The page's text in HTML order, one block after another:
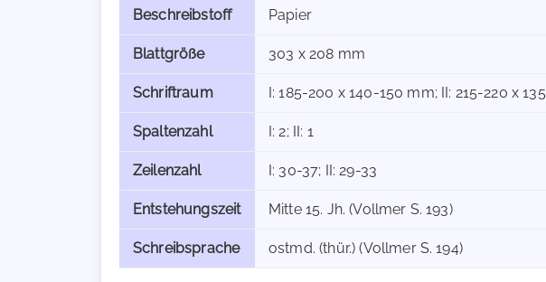
Beschreibstoff Papier
Blattgröße 303 x 208 mm
Schriftraum I: 185-200 x 140-150 mm; II: 215-220 x
Spaltenzahl I: 2; II: 1
Zeilenzahl I: 30-37; II: 29-33
Entstehungszeit Mitte 15. Jh. (Vollmer S. 193)
Schreibsprache ostmd. (thür.) (Vollmer S. 194)